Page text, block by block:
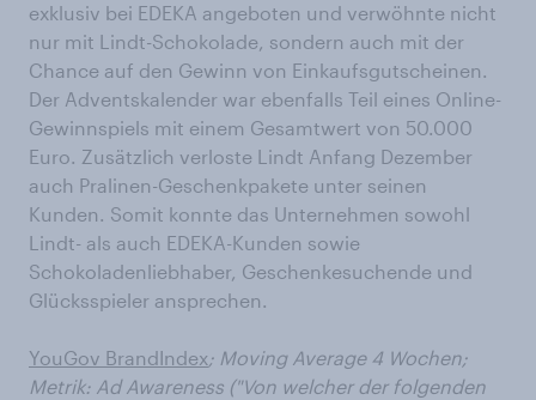
exklusiv bei EDEKA angeboten und verwöhnte nicht
nur mit Lindt-Schokolade, sondern auch mit der
Chance auf den Gewinn von Einkaufsgutscheinen.
Der Adventskalender war ebenfalls Teil eines Online-
Gewinnspiels mit einem Gesamtwert von 50.000
Euro. Zusätzlich verloste Lindt Anfang Dezember
auch Pralinen-Geschenkpakete unter seinen
Kunden. Somit konnte das Unternehmen sowohl
Lindt- als auch EDEKA-Kunden sowie
Schokoladenliebhaber, Geschenkesuchende und
Glücksspieler ansprechen.
YouGov BrandIndex; Moving Average 4 Wochen;
Metrik: Ad Awareness ("Von welcher der folgenden